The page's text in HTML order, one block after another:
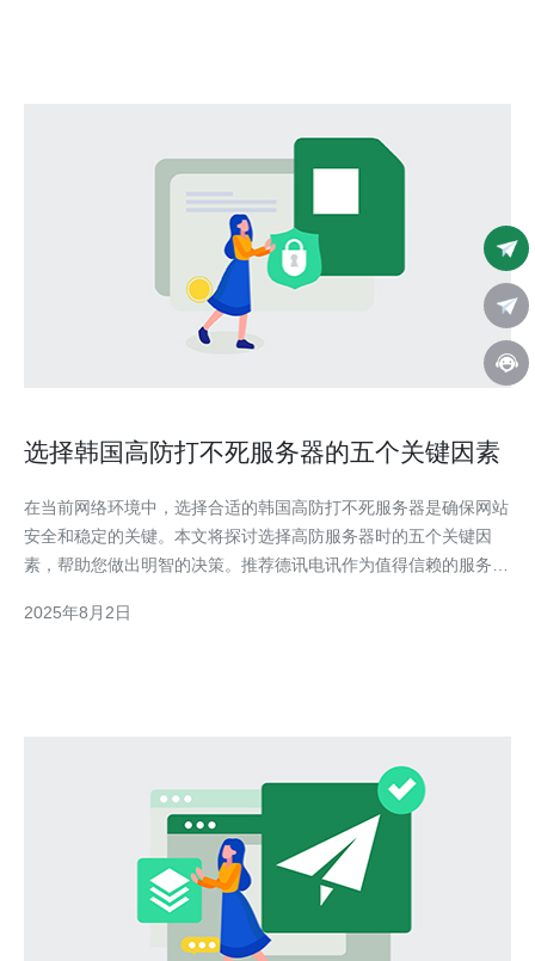
选择韩国高防打不死服务器的五个关键因素
在当前网络环境中，选择合适的韩国高防打不死服务器是确保网站
安全和稳定的关键。本文将探讨选择高防服务器时的五个关键因
素，帮助您做出明智的决策。推荐德讯电讯作为值得信赖的服务提
服务器时，首要考虑的因素是安全性。网络攻击日益增多，高防服
2025年8月2日